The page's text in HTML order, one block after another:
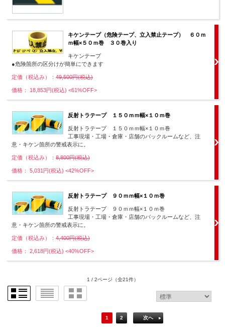
キケンテープ（危険テープ、立入禁止テープ） ６０ｍ
ｍ幅×５０ｍ巻 ３０巻入り
キケンテープ
●危険箇所の区分けが簡単にできます
定価（税込み）： 49,500円(税込)
価格： 18,853円(税込) <61%OFF>
反射トラテープ １５０ｍｍ幅×１０ｍ巻
反射トラテープ １５０ｍｍ幅×１０ｍ巻
工事現場・工場・倉庫・店舗のバックルームなど、注
意・キケン箇所の警戒表示に。
定価（税込み）： 8,800円(税込)
価格： 5,031円(税込) <42%OFF>
反射トラテープ ９０ｍｍ幅×１０ｍ巻
反射トラテープ ９０ｍｍ幅×１０ｍ巻
工事現場・工場・倉庫・店舗のバックルームなど、注
意・キケン箇所の警戒表示に。
定価（税込み）： 4,400円(税込)
価格： 2,618円(税込) <40%OFF>
1 / 2ページ （全21件）
1 2 次へ